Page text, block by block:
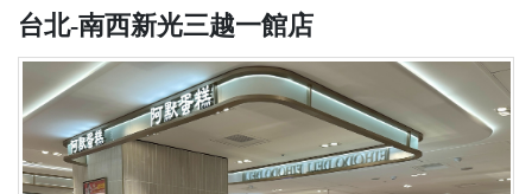
台北-南西新光三越一館店